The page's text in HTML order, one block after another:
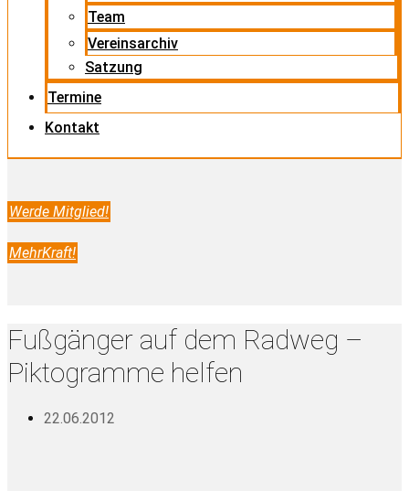
Team
Vereinsarchiv
Satzung
Termine
Kontakt
Werde Mitglied!
MehrKraft!
Fußgänger auf dem Radweg –
Piktogramme helfen
22.06.2012